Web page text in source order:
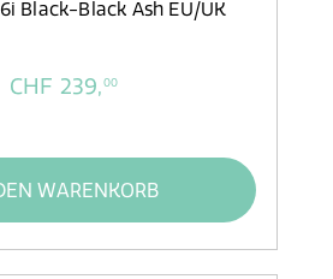
Black-Black Ash EU/UK
CHF 239,00
WARENKORB